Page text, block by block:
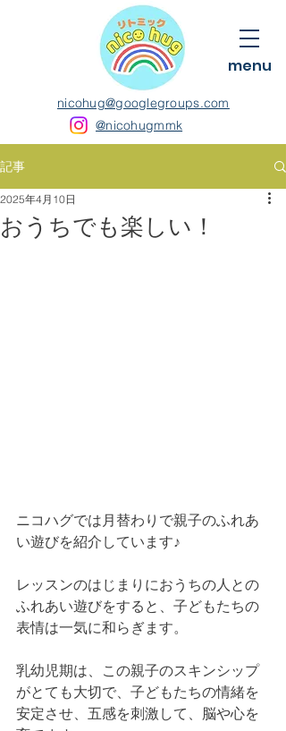
nicohug@googlegroups.com
menu
@nicohugmmk
記事
おうちでも楽しい！
2025年4月10日
ニコハグでは月替わりで親子のふれあ
い遊びを紹介しています♪
レッスンのはじまりにおうちの人との
ふれあい遊びをすると、子どもたちの
表情は一気に和らぎます。
乳幼児期は、この親子のスキンシップ
がとても大切で、子どもたちの情緒を
安定させ、五感を刺激して、脳や心を